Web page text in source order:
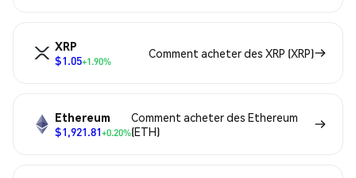
XRP
$1.05+1.90%
Comment acheter des XRP (XRP)
Ethereum
$1,921.81+0.20%
Comment acheter des Ethereum
(ETH)